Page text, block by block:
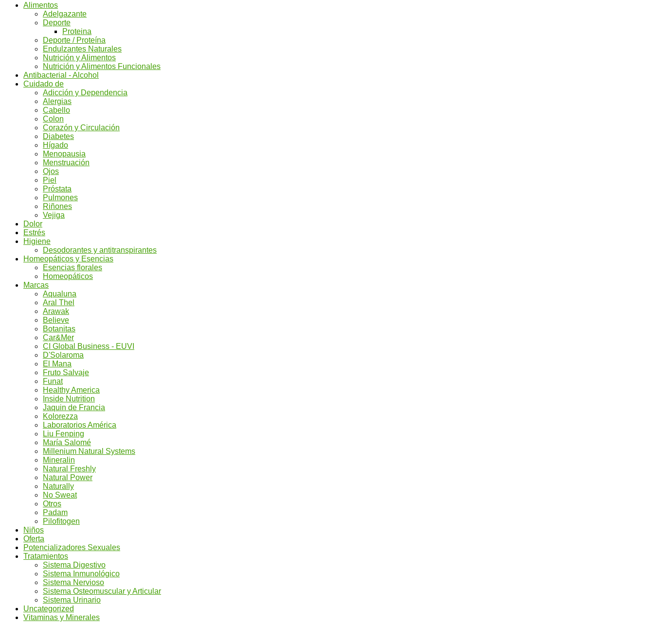
Alimentos
Adelgazante
Deporte
Proteina
Deporte / Proteína
Endulzantes Naturales
Nutrición y Alimentos
Nutrición y Alimentos Funcionales
Antibacterial - Alcohol
Cuidado de
Adicción y Dependencia
Alergias
Cabello
Colon
Corazón y Circulación
Diabetes
Hígado
Menopausia
Menstruación
Ojos
Piel
Próstata
Pulmones
Riñones
Vejiga
Dolor
Estrés
Higiene
Desodorantes y antitranspirantes
Homeopáticos y Esencias
Esencias florales
Homeopáticos
Marcas
Aqualuna
Aral Thel
Arawak
Believe
Botanitas
Car&Mer
CI Global Business - EUVI
D'Solaroma
El Mana
Fruto Salvaje
Funat
Healthy America
Inside Nutrition
Jaquin de Francia
Kolorezza
Laboratorios América
Liu Fenping
María Salomé
Millenium Natural Systems
Mineralin
Natural Freshly
Natural Power
Naturally
No Sweat
Otros
Padam
Pilofitogen
Niños
Oferta
Potencializadores Sexuales
Tratamientos
Sistema Digestivo
Sistema Inmunológico
Sistema Nervioso
Sistema Osteomuscular y Articular
Sistema Urinario
Uncategorized
Vitaminas y Minerales